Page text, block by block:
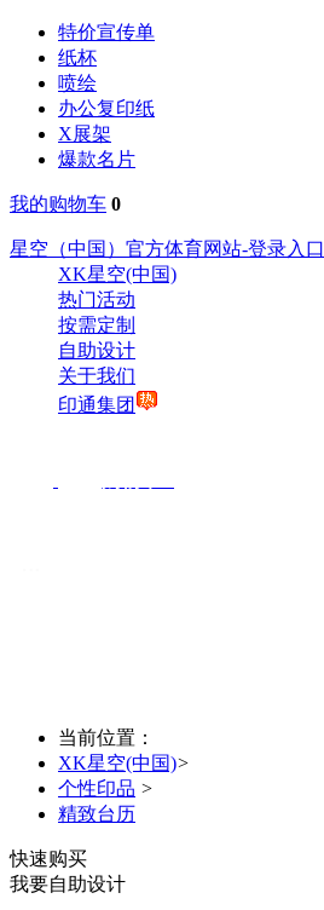
特价宣传单
纸杯
喷绘
办公复印纸
X展架
爆款名片
我的购物车 0
星空（中国）官方体育网站-登录入口
XK星空(中国)
热门活动
按需定制
自助设计
关于我们
印通集团
当前位置：
XK星空(中国)>
个性印品 >
精致台历
快速购买
我要自助设计